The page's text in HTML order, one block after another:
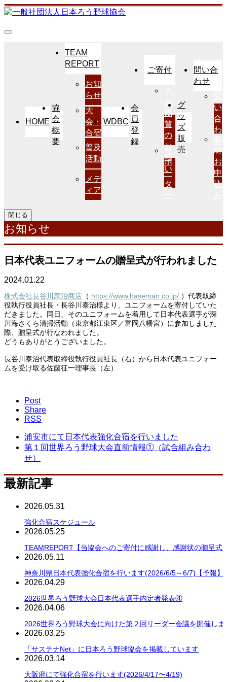
HOME
協
会
概
要
TEAM
REPORT
お知
らせ
大
会・
合宿
普及
活動
メデ
ィア
WDBC
会
員
登
録
ご寄付
協
賛
の
お
願
い
ポ
ー
タ
グ
ッ
ズ
販
売
問い合
わせ
い
合
わ
材
お
申
込
閉じる
お知らせ
日本代表ユニフォームの贈呈式が行われました
2024.01.22
株式会社長谷川萬治商店 （ https://www.haseman.co.jp/ ）代表取締
役執行役員社長・長谷川泰治様より、ユニフォームを寄付していた
だきました。同日、そのユニフォームを着用して日本代表選手が深
川海さくら清掃活動（東京都江東区／富岡八幡宮）に参加しました
際、贈呈式が行なわれました。
どうもありがとうございました。
長谷川泰治代表取締役執行役員社長（右）から日本代表ユニフォー
ムを受け取る佐藤征一理事長（左）
Post
Share
RSS
浦安市にて日本代表強化合宿を行いました
第１回世界ろう野球大会直前情報①（試合組み合わ
せ）
最新記事
2026.05.31
強化合宿スケジュール
2026.05.25
TEAMREPORT【当協会へのご寄付に感謝し、感謝状の贈呈式
2026.05.11
神奈川県日本代表強化合宿を行います(2026/6/5～6/7)【予報】
2026.04.29
2026世界ろう野球大会日本代表選手内定者発表④
2026.04.06
2026世界ろう野球大会に向けた第２回リーダー会議を開催しま
2026.03.25
「サステナNet」に日本ろう野球協会を掲載しています
2026.03.14
大阪府にて強化合宿を行います(2026/4/17〜4/19)